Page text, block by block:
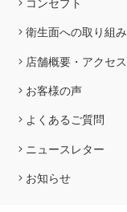
衛生面への取り組み
店舗概要・アクセス
お客様の声
よくあるご質問
ニュースレター
お知らせ